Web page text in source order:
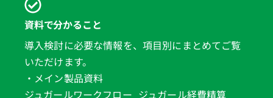
資料で分かること
導入検討に必要な情報を、項目別にまとめてご覧
いただけます。
・メイン製品資料
ジュガールワークフロー ジュガール経費精算